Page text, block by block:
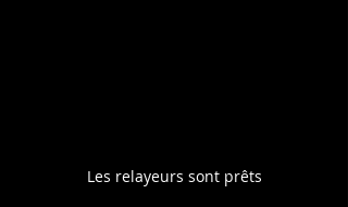
Les relayeurs sont prêts